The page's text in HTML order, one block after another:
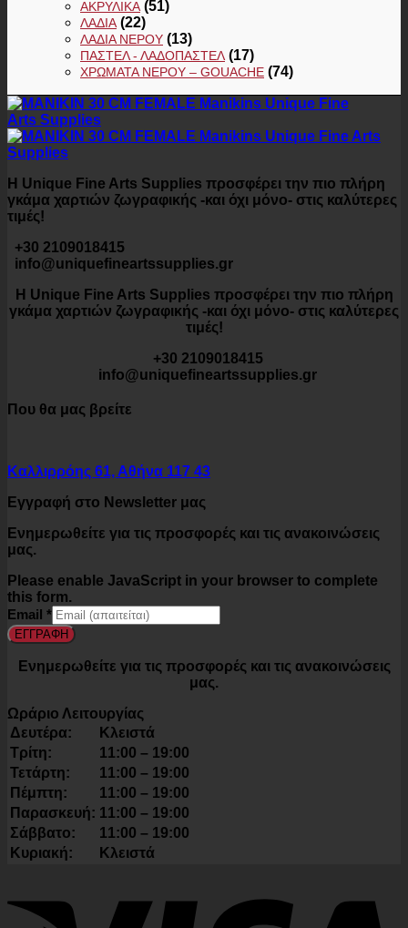
ΑΚΡΥΛΙΚΆ (51)
ΛΆΔΙΑ (22)
ΛΆΔΙΑ ΝΕΡΟΎ (13)
ΠΑΣΤΕΛ - ΛΑΔΟΠΑΣΤΕΛ (17)
ΧΡΏΜΑΤΑ ΝΕΡΟΎ – GOUACHE (74)
Η Unique Fine Arts Supplies προσφέρει την πιο πλήρη
γκάμα χαρτιών ζωγραφικής -και όχι μόνο- στις καλύτερες
τιμές!
+30 2109018415
info@uniquefineartssupplies.gr
Η Unique Fine Arts Supplies προσφέρει την πιο πλήρη
γκάμα χαρτιών ζωγραφικής -και όχι μόνο- στις καλύτερες
τιμές!
+30 2109018415
info@uniquefineartssupplies.gr
Που θα μας βρείτε
Καλλιρρόης 61, Αθήνα 117 43
Εγγραφή στο Newsletter μας
Ενημερωθείτε για τις προσφορές και τις ανακοινώσεις
μας.
Please enable JavaScript in your browser to complete
this form.
Email *
ΕΓΓΡΑΦΗ
Ενημερωθείτε για τις προσφορές και τις ανακοινώσεις
μας.
Ωράριο Λειτουργίας
Δευτέρα:
Κλειστά
Τρίτη:
11:00 – 19:00
Τετάρτη:
11:00 – 19:00
Πέμπτη:
11:00 – 19:00
Παρασκευή: 11:00 – 19:00
Σάββατο:
11:00 – 19:00
Κυριακή:
Κλειστά